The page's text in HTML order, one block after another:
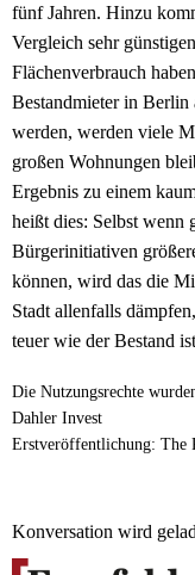
fünf Jahren. Hinzu
Vergleich sehr
Flächenverbrauch
Bestandmieter in
werden, werden viele
großen Wohnungen
Ergebnis zu einem
heißt dies: Selbst wenn
Bürgerinitiativen
können, wird das die
Stadt allenfalls
teuer wie der Bestand
Die Nutzungsrechte
Dahler Invest
Erstveröffentlichung: The
Konversation wird